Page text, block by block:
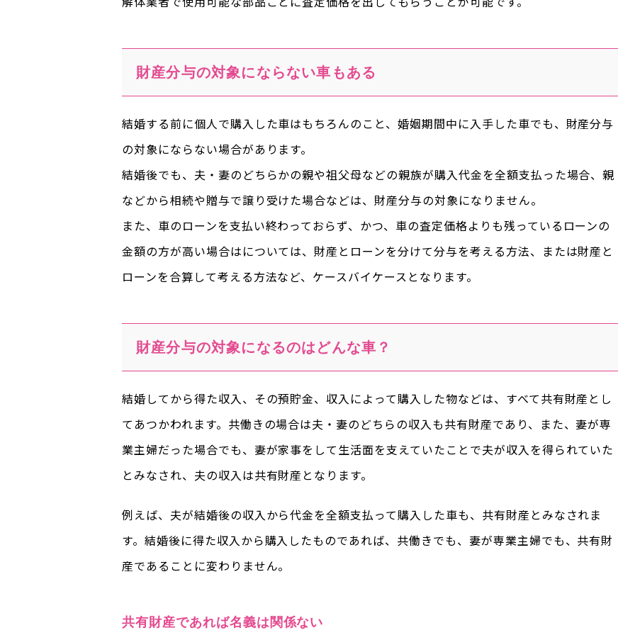
財産分与の対象にならない車もある
結婚する前に個人で購入した車はもちろんのこと、婚姻期間中に入手した車でも、財産分与
の対象にならない場合があります。
結婚後でも、夫・妻のどちらかの親や祖父母などの親族が購入代金を全額支払った場合、親
などから相続や贈与で譲り受けた場合などは、財産分与の対象になりません。
また、車のローンを支払い終わっておらず、かつ、車の査定価格よりも残っているローンの
金額の方が高い場合はについては、財産とローンを分けて分与を考える方法、または財産と
ローンを合算して考える方法など、ケースバイケースとなります。
財産分与の対象になるのはどんな車？
結婚してから得た収入、その預貯金、収入によって購入した物などは、すべて共有財産とし
てあつかわれます。共働きの場合は夫・妻のどちらの収入も共有財産であり、また、妻が専
業主婦だった場合でも、妻が家事をして生活面を支えていたことで夫が収入を得られていた
とみなされ、夫の収入は共有財産となります。
例えば、夫が結婚後の収入から代金を全額支払って購入した車も、共有財産とみなされま
す。結婚後に得た収入から購入したものであれば、共働きでも、妻が専業主婦でも、共有財
産であることに変わりません。
共有財産であれば名義は関係ない